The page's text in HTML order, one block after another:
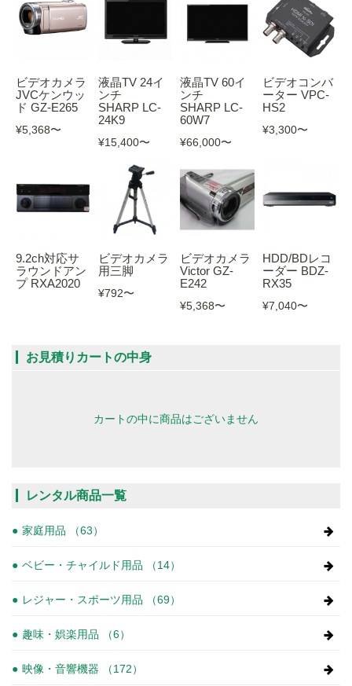
ビデオカメラ
JVCケンウッ
ド GZ-E265
¥5,368〜
液晶TV 24イ
ンチ
SHARP LC-
24K9
¥15,400〜
液晶TV 60イ
ンチ
SHARP LC-
60W7
¥66,000〜
ビデオコンバ
ーター VPC-
HS2
¥3,300〜
9.2ch対応サ
ラウンドアン
プ RXA2020
ビデオカメラ
用三脚
¥792〜
ビデオカメラ
Victor GZ-
E242
¥5,368〜
HDD/BDレコ
ーダー BDZ-
RX35
¥7,040〜
お見積りカートの中身
カートの中に商品はございません
レンタル商品一覧
家庭用品 （63）
ベビー・チャイルド用品 （14）
レジャー・スポーツ用品 （69）
趣味・娯楽用品 （6）
映像・音響機器 （172）